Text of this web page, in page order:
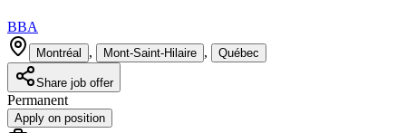
BBA
Montréal , Mont-Saint-Hilaire , Québec
Share job offer
Permanent
Apply on position